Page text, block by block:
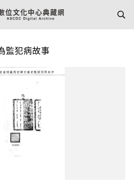
監犯病故事